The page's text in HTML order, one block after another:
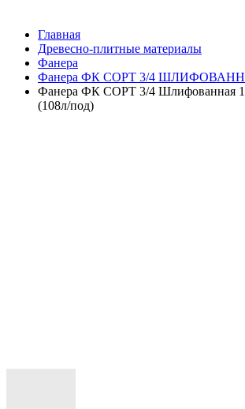
Главная
Древесно-плитные материалы
Фанера
Фанера ФК СОРТ 3/4
Фанера ФК СОРТ 3/4 Шлифованная
(108л/под)